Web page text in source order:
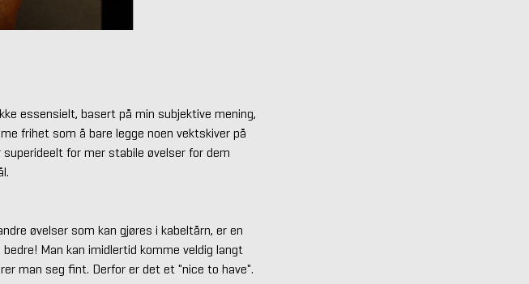
essensielt, basert på min subjektive mening,
frihet som å bare legge noen vektskiver på
for mer stabile øvelser for dem
øvelser som kan gjøres i kabeltårn, er en
Man kan imidlertid komme veldig langt
man seg fint. Derfor er det et "nice to have".